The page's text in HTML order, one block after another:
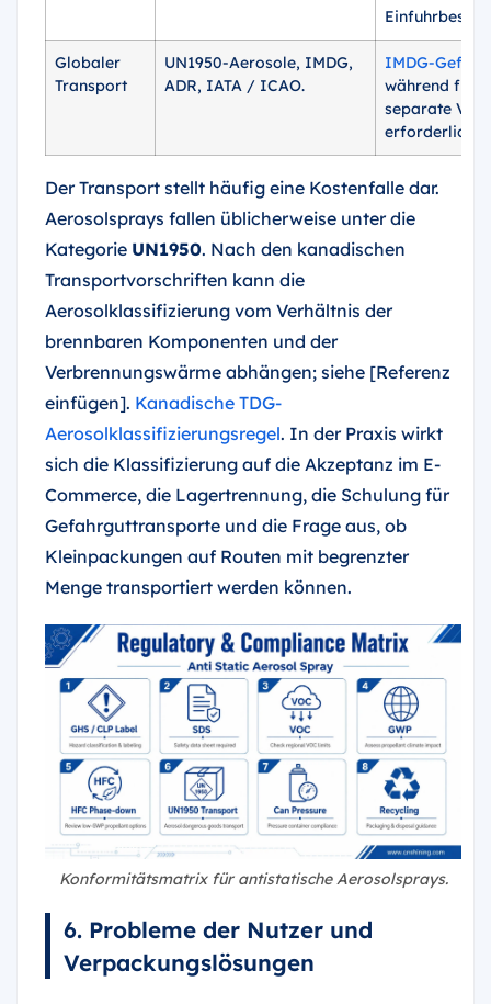
Globaler
Transport
UN1950-Aerosole, IMDG,
ADR, IATA / ICAO.
IMDG-
während für
separate
erforderlich
Der Transport stellt häufig eine Kostenfalle dar.
Aerosolsprays fallen üblicherweise unter die
Kategorie UN1950. Nach den kanadischen
Transportvorschriften kann die
Aerosolklassifizierung vom Verhältnis der
brennbaren Komponenten und der
Verbrennungswärme abhängen; siehe [Referenz
einfügen]. Kanadische TDG-
Aerosolklassifizierungsregel. In der Praxis wirkt
sich die Klassifizierung auf die Akzeptanz im E-
Commerce, die Lagertrennung, die Schulung für
Gefahrguttransporte und die Frage aus, ob
Kleinpackungen auf Routen mit begrenzter
Menge transportiert werden können.
Konformitätsmatrix für antistatische Aerosolsprays.
6. Probleme der Nutzer und
Verpackungslösungen